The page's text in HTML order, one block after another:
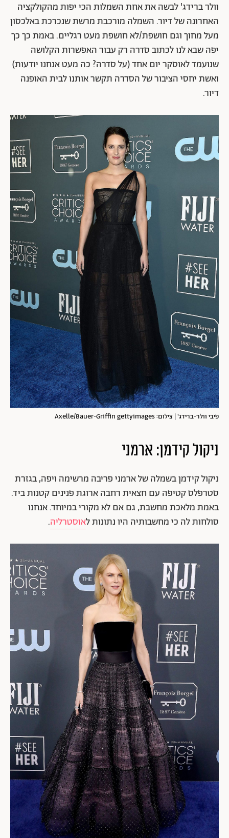
וולר ברידג' לבשה את אחת השמלות הכי יפות מהקולקציה
האחרונה של דיור. השמלה מורכבת מרשת שנכרכת באלכסון
מעל מחוך וגם חושפת/לא חושפת מעט רגליים. באמת כך כך
יפה שבא לנו לכתוב סדרה רק עבור האפשרות הקלושה
שנועמד לאוסקר יום אחד (על סדרה? כה מעט אנחנו יודעות)
ואשת יחסי הציבור של הסדרה תקשר אותנו לבית האופנה
דיור.
פיבי וולר-ברידג' | צילום: Axelle/Bauer-Griffin gettyimages
ניקול קידמן: ארמני
ניקול קידמן בשמלה של ארמני פריבה מרשימה ויפה, בגזרת
סטרפלס קטיפה עם חצאית רחבה ארוגת פנינים קטנות ביד.
באמת מלאכת מחשבת, גם אם לא מקורי במיוחד. אנחנו
סולחות לה כי מחשבותיה היו נתונות לאוסטרליה.